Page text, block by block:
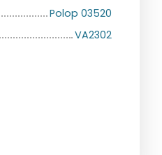
Polop 03520
VA2302